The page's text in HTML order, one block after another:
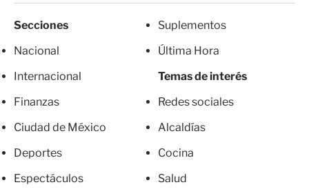
Secciones
Nacional
Internacional
Finanzas
Ciudad de México
Deportes
Espectáculos
Suplementos
Última Hora
Temas de interés
Redes sociales
Alcaldías
Cocina
Salud